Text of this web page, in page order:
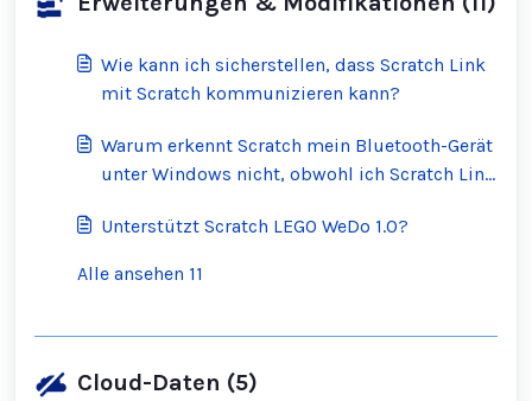
Wie kann ich sicherstellen, dass Scratch Link
mit Scratch kommunizieren kann?
Warum erkennt Scratch mein Bluetooth-Gerät
unter Windows nicht, obwohl ich Scratch Link
Unterstützt Scratch LEGO WeDo 1.0?
Alle ansehen 11
Cloud-Daten (5)